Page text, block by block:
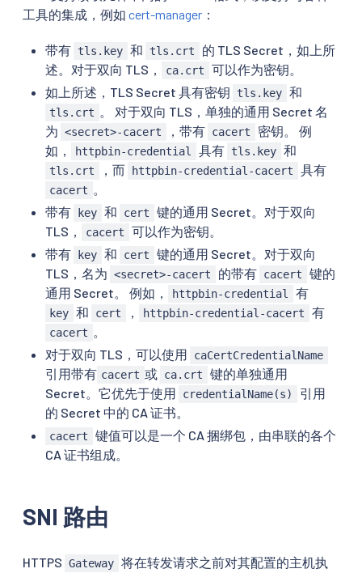
工具的集成，例如 cert-manager ：
带有 tls.key 和 tls.crt
的 TLS Secret，如上所
述。对于双向 TLS，
ca.crt
可以作为密钥。
如上所述，TLS Secret 具有密钥
tls.key 和
tls.crt 。 对于双向 TLS，单独的通用 Secret 名
为 <secret>-cacert ，带有 cacert
密钥。 例
如，
httpbin-credential 具有 tls.key 和
tls.crt ，而 httpbin-credential-cacert 具有
cacert 。
带有
key 和 cert
键的通用 Secret。对于双向
TLS，
cacert
可以作为密钥。
带有
key 和 cert
键的通用 Secret。对于双向
TLS，名为 <secret>-cacert 的带有 cacert
键的
通用 Secret。 例如，
httpbin-credential 有
key 和 cert ， httpbin-credential-cacert 有
cacert 。
对于双向 TLS，可以使用
caCertCredentialName
引用带有 cacert 或 ca.crt
键的单独通用
Secret。它优先于使用
credentialName(s)
引用
的 Secret 中的 CA 证书。
cacert
键值可以是一个 CA 捆绑包，由串联的各个
CA 证书组成。
SNI 路由
HTTPS Gateway 将在转发请求之前对其配置的主机执